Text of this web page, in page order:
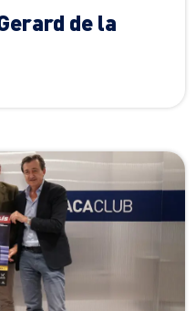
de la